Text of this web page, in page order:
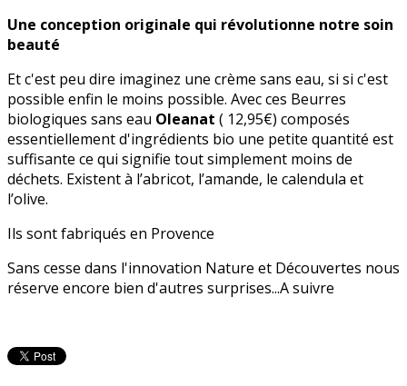
Une conception originale qui révolutionne notre soin
beauté
Et c'est peu dire imaginez une crème sans eau, si si c'est
possible enfin le moins possible. Avec ces Beurres
biologiques sans eau Oleanat ( 12,95€) composés
essentiellement d'ingrédients bio une petite quantité est
suffisante ce qui signifie tout simplement moins de
déchets. Existent à l’abricot, l’amande, le calendula et
l’olive.
Ils sont fabriqués en Provence
Sans cesse dans l'innovation Nature et Découvertes nous
réserve encore bien d'autres surprises...A suivre